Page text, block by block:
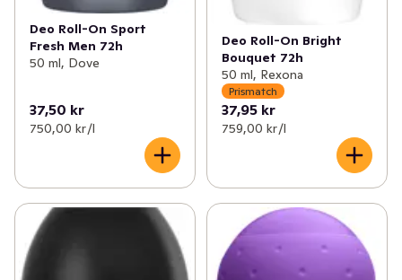
Deo Roll-On Sport
Fresh Men 72h
50 ml, Dove
37,50 kr
750,00 kr /l
Deo Roll-On Bright
Bouquet 72h
50 ml, Rexona
Prismatch
37,95 kr
759,00 kr /l